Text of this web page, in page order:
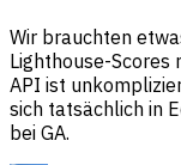
Wir brauchten
Lighthouse-Scores
API ist
sich tatsächlich in
bei GA.